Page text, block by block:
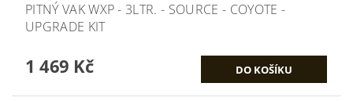
PITNÝ VAK WXP - 3LTR. - SOURCE - COYOTE -
UPGRADE KIT
1 469 Kč